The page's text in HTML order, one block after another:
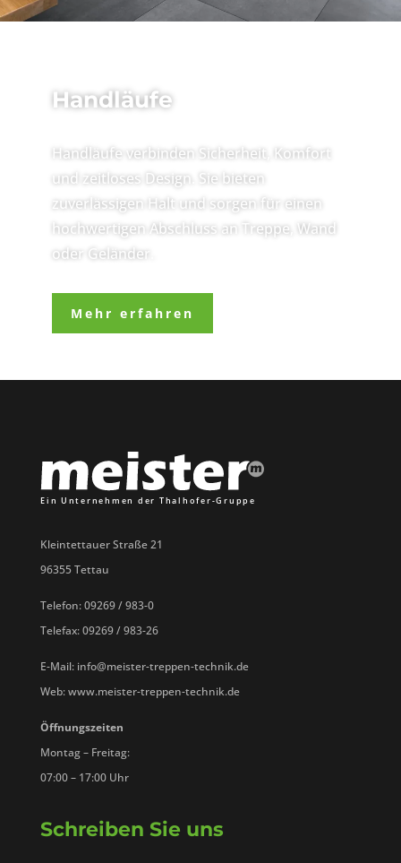
Handläufe
Handläufe verbinden Sicherheit, Komfort
und zeitloses Design. Sie bieten
zuverlässigen Halt und sorgen für einen
hochwertigen Abschluss an Treppe, Wand
oder Geländer.
Mehr erfahren
Kleintettauer Straße 21
96355 Tettau
Telefon: 09269 / 983-0
Telefax: 09269 / 983-26
E-Mail: info@meister-treppen-technik.de
Web: www.meister-treppen-technik.de
Öffnungszeiten
Montag – Freitag:
07:00 – 17:00 Uhr
Schreiben Sie uns